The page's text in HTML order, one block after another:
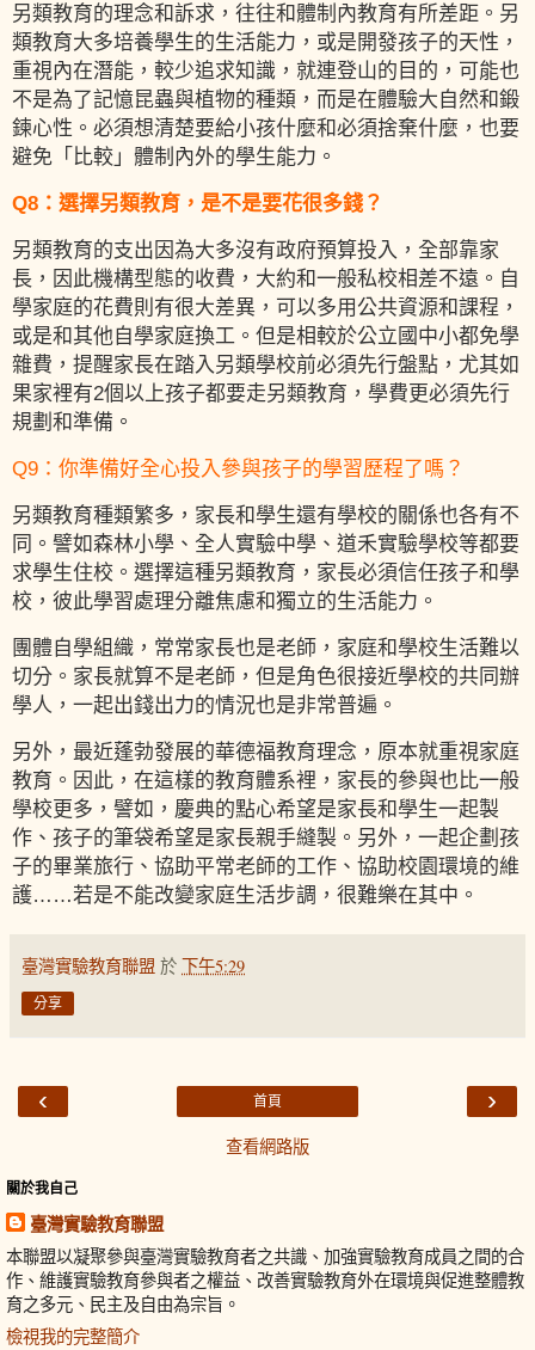
另類教育的理念和訴求，往往和體制內教育有所差距。另
類教育大多培養學生的生活能力，或是開發孩子的天性，
重視內在潛能，較少追求知識，就連登山的目的，可能也
不是為了記憶昆蟲與植物的種類，而是在體驗大自然和鍛
鍊心性。必須想清楚要給小孩什麼和必須捨棄什麼，也要
避免「比較」體制內外的學生能力。
Q8：選擇另類教育，是不是要花很多錢？
另類教育的支出因為大多沒有政府預算投入，全部靠家
長，因此機構型態的收費，大約和一般私校相差不遠。自
學家庭的花費則有很大差異，可以多用公共資源和課程，
或是和其他自學家庭換工。但是相較於公立國中小都免學
雜費，提醒家長在踏入另類學校前必須先行盤點，尤其如
果家裡有2個以上孩子都要走另類教育，學費更必須先行
規劃和準備。
Q9：你準備好全心投入參與孩子的學習歷程了嗎？
另類教育種類繁多，家長和學生還有學校的關係也各有不
同。譬如森林小學、全人實驗中學、道禾實驗學校等都要
求學生住校。選擇這種另類教育，家長必須信任孩子和學
校，彼此學習處理分離焦慮和獨立的生活能力。
團體自學組織，常常家長也是老師，家庭和學校生活難以
切分。家長就算不是老師，但是角色很接近學校的共同辦
學人，一起出錢出力的情況也是非常普遍。
另外，最近蓬勃發展的華德福教育理念，原本就重視家庭
教育。因此，在這樣的教育體系裡，家長的參與也比一般
學校更多，譬如，慶典的點心希望是家長和學生一起製
作、孩子的筆袋希望是家長親手縫製。另外，一起企劃孩
子的畢業旅行、協助平常老師的工作、協助校園環境的維
護……若是不能改變家庭生活步調，很難樂在其中。
臺灣實驗教育聯盟 於 下午5:29
分享
‹ ›
首頁
查看網路版
關於我自己
臺灣實驗教育聯盟
本聯盟以凝聚參與臺灣實驗教育者之共識、加強實驗教育成員之間的合
作、維護實驗教育參與者之權益、改善實驗教育外在環境與促進整體教
育之多元、民主及自由為宗旨。
檢視我的完整簡介